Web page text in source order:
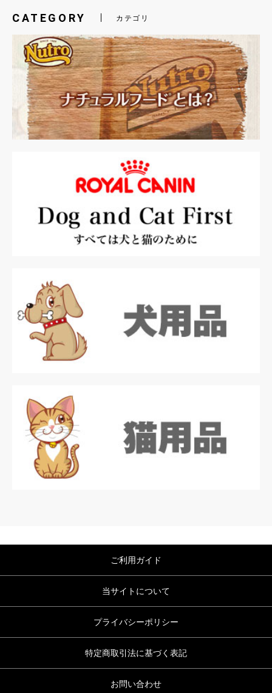
CATEGORY カテゴリ
ご利用ガイド
当サイトについて
プライバシーポリシー
特定商取引法に基づく表記
お問い合わせ